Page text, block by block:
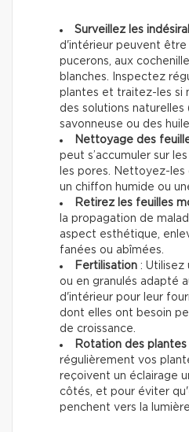
Surveillez les
d'intérieur peuvent être
pucerons, aux
blanches. Inspectez
plantes et traitez-les si
des solutions
savonneuse ou des
Nettoyage des
peut s’accumuler sur
les pores. Nettoyez-
un chiffon humide ou
Retirez les feuilles
la propagation de
aspect esthétique,
fanées ou abîmées.
Fertilisation : Utilisez
ou en granulés adapté
d'intérieur pour leur
dont elles ont besoin
de croissance.
Rotation des plantes
régulièrement vos
reçoivent un éclairage
côtés, et pour éviter
penchent vers la